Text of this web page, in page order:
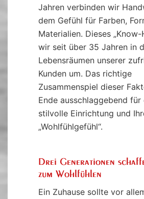
Jahren verbinden wir
dem Gefühl für Farben,
Materialien. Dieses
wir seit über 35 Jahren in
Lebensräumen unserer
Kunden um. Das richtige
Zusammenspiel dieser
Ende ausschlaggebend für
stilvolle Einrichtung und
„Wohlfühlgefühl“.
Drei Generationen
zum Wohlfühlen
Ein Zuhause sollte vor